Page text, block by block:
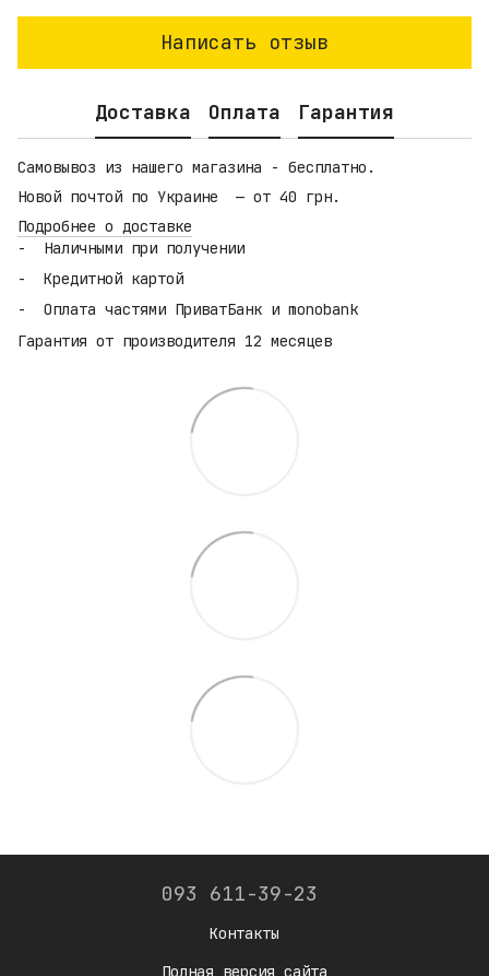
Написать отзыв
Доставка Оплата Гарантия
Самовывоз из нашего магазина - бесплатно.
Новой почтой по Украине — от 40 грн.
Подробнее о доставке
Наличными при получении
Кредитной картой
Оплата частями ПриватБанк и monobank
Гарантия от производителя 12 месяцев
093 611-39-23
Контакты
Полная версия сайта